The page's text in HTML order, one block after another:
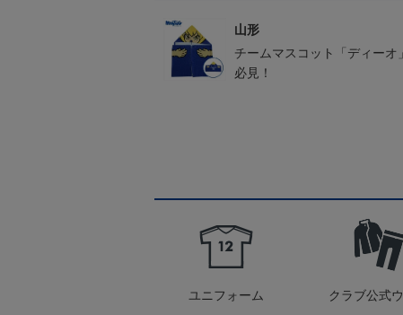
山形
チームマスコット「ディー
必見！
ユニフォーム クラブ公式